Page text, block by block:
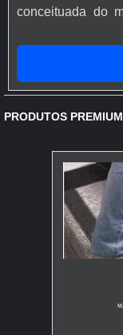
conceituada do
resina epóxi para
especializados
proteção com
clientes.MAIS
PRODUTOS PREMIUM